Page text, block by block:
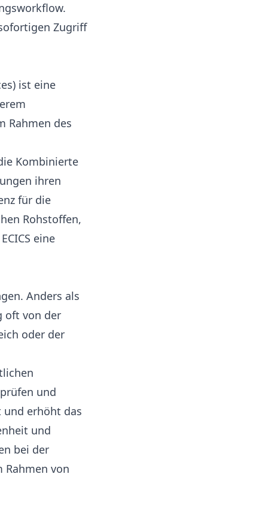
Zugriff
ist eine
Rahmen des
Kombinierte
ihren
für die
Rohstoffen,
eine
Anders als
oft von der
oder der
und
und erhöht das
und
bei der
von